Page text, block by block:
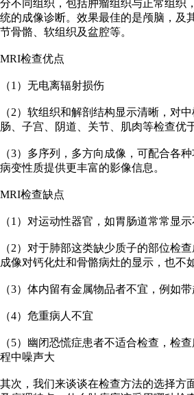
分不同组织，包括肿瘤组织与正常组织
统的成像诊断。效果最佳的是颅脑，及
节骨骼、软组织及盆腔等。
MRI检查优点
（1）无电离辐射损伤
（2）软组织和解剖结构显示清晰，对
肠、子宫、阴道、关节、肌肉等检查优
（3）多序列，多方向成像，可配合各
病变性质提供更丰富的影像信息。
MRI检查缺点
（1）对运动性器官，如胃肠道常常显
（2）对于肺部这类缺少质子的部位检
成像对钙化灶和骨骼病灶的显示，也不
（3）体内留有金属物品者不宜，例如
（4）危重病人不宜
（5）幽闭恐慌症患者不适合检查，检
程中噪声大
其次，我们来谈谈在检查方法的选择方